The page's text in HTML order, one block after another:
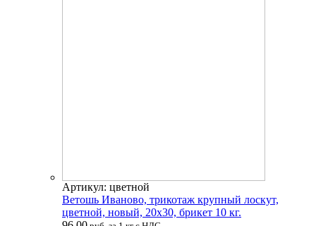
Артикул: цветной
Ветошь Иваново, трикотаж крупный лоскут,
цветной, новый, 20х30, брикет 10 кг.